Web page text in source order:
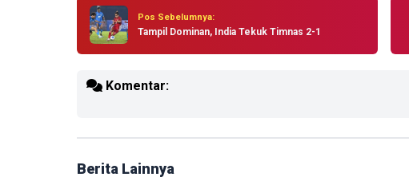
Pos Sebelumnya:
Tampil Dominan, India Tekuk Timnas 2-1
Komentar:
Berita Lainnya